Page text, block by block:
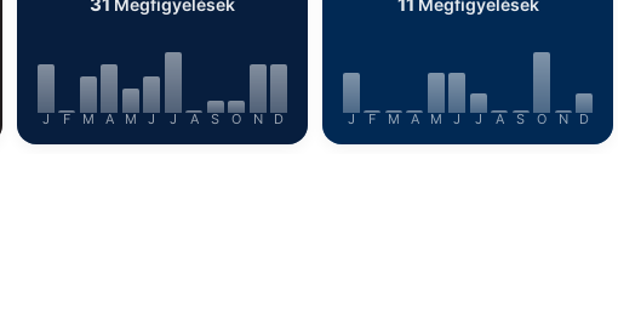
J F M A M J J A S O N D J F M A M J J A S O N D